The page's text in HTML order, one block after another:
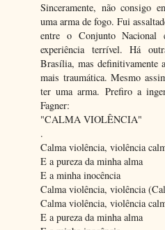
Sinceramente, não consigo
uma arma de fogo. Fui
entre o Conjunto
experiência terrível. Há
Brasília, mas definitivamente
mais traumática. Mesmo
ter uma arma. Prefiro a
Fagner:
"CALMA VIOLÊNCIA"
.
Calma violência, violência
E a pureza da minha alma
E a minha inocência
Calma violência, violência
Calma violência, violência
E a pureza da minha alma